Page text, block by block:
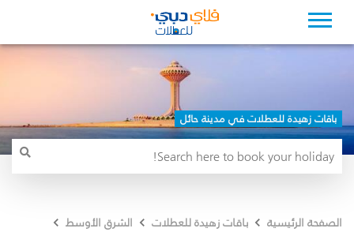
باقات زهيدة للعطلات في مدينة حائل
الصفحة الرئيسية باقات زهيدة للعطلات
الشرق الأوسط